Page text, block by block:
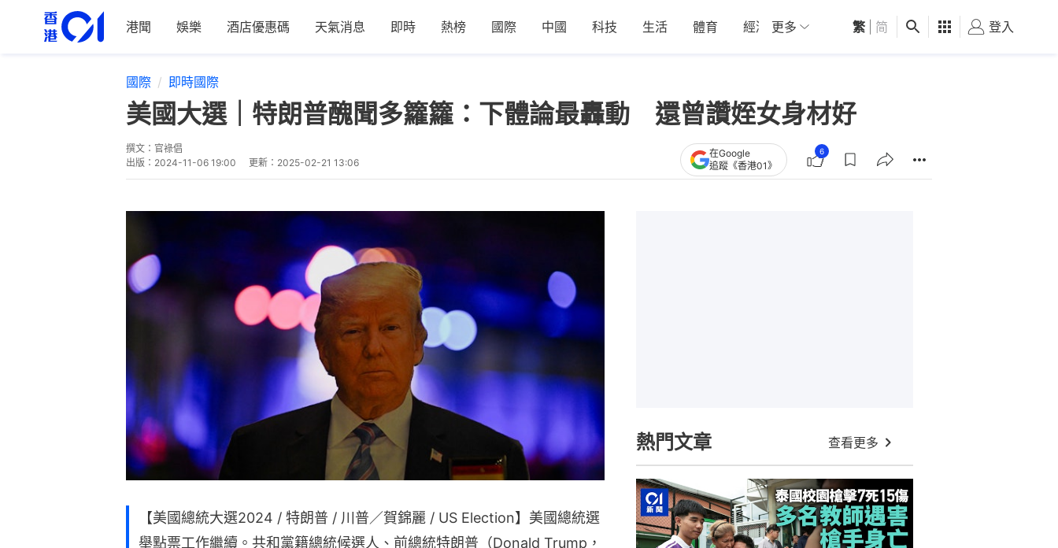
港聞 娛樂 酒店優惠碼 天氣消息 即時 熱榜 國際 中國 科技 生活 體育 經濟 01深圳 觀點 健康 好食玩飛
更多 繁 简 登入
國際 即時國際
美國大選｜特朗普醜聞多籮籮：下體論最轟動 還曾讚姪女身材好
撰文： 官祿倡
出版： 2024-11-06 19:00 更新： 2025-02-21 13:06
在Google
追蹤《香港01》
6
【美國總統大選2024 / 特朗普 / 川普／賀錦麗 / US Election】美國總統選
舉點票工作繼續。共和黨籍總統候選人、前總統特朗普（Donald Trump，
熱門文章 查看更多